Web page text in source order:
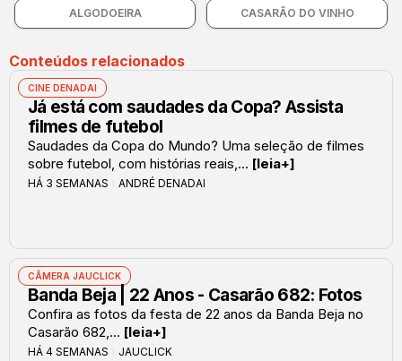
ALGODOEIRA CASARÃO DO VINHO
Conteúdos relacionados
CINE DENADAI
Já está com saudades da Copa? Assista
filmes de futebol
Saudades da Copa do Mundo? Uma seleção de filmes
sobre futebol, com histórias reais,... [leia+]
HÁ 3 SEMANAS ANDRÉ DENADAI
CÂMERA JAUCLICK
Banda Beja | 22 Anos - Casarão 682: Fotos
Confira as fotos da festa de 22 anos da Banda Beja no
Casarão 682,... [leia+]
HÁ 4 SEMANAS JAUCLICK